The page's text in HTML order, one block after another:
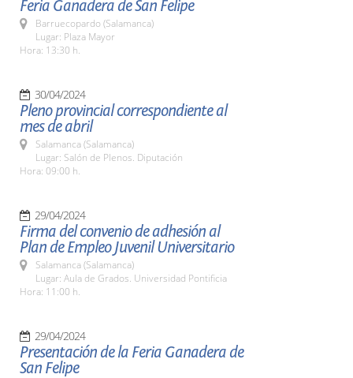
Feria Ganadera de San Felipe
Barruecopardo (Salamanca)
Lugar: Plaza Mayor
Hora: 13:30 h.
30/04/2024
Pleno provincial correspondiente al
mes de abril
Salamanca (Salamanca)
Lugar: Salón de Plenos. Diputación
Hora: 09:00 h.
29/04/2024
Firma del convenio de adhesión al
Plan de Empleo Juvenil Universitario
Salamanca (Salamanca)
Lugar: Aula de Grados. Universidad Pontificia
Hora: 11:00 h.
29/04/2024
Presentación de la Feria Ganadera de
San Felipe